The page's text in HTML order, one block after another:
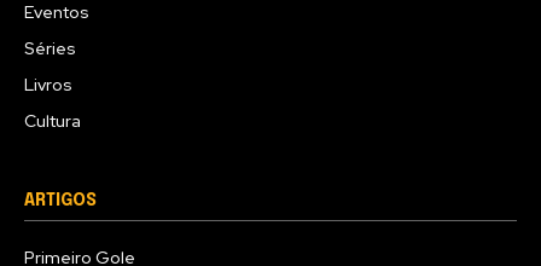
Eventos
Séries
Livros
Cultura
ARTIGOS
Primeiro Gole